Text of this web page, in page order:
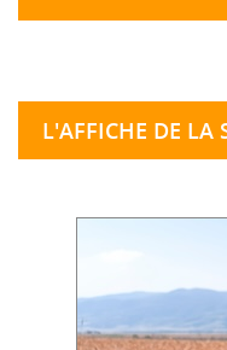
L'AFFICHE DE LA